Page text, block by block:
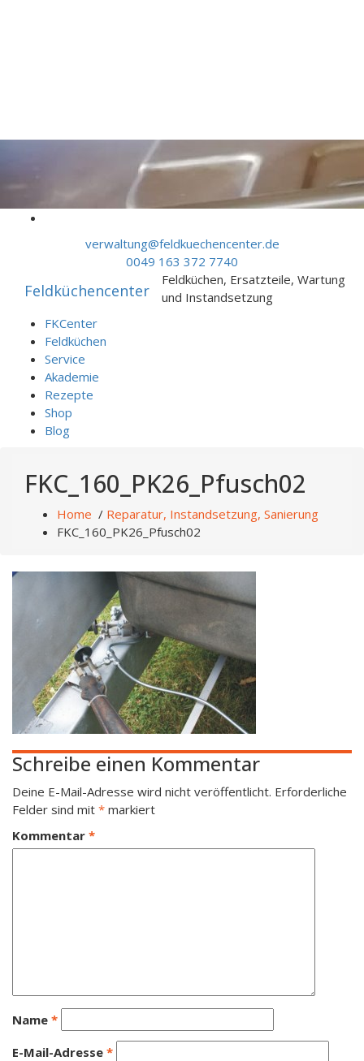
verwaltung@feldkuechencenter.de
0049 163 372 7740
Feldküchencenter
Feldküchen, Ersatzteile, Wartung
und Instandsetzung
FKCenter
Feldküchen
Service
Akademie
Rezepte
Shop
Blog
FKC_160_PK26_Pfusch02
Home / Reparatur, Instandsetzung, Sanierung
FKC_160_PK26_Pfusch02
Schreibe einen Kommentar
Deine E-Mail-Adresse wird nicht veröffentlicht. Erforderliche
Felder sind mit * markiert
Kommentar *
Name *
E-Mail-Adresse *